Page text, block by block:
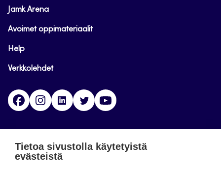
Jamk Arena
Avoimet oppimateriaalit
Help
Verkkolehdet
FacebookInstagramLinkedinTwitter
Tietoa sivustolla käytetyistä
evästeistä